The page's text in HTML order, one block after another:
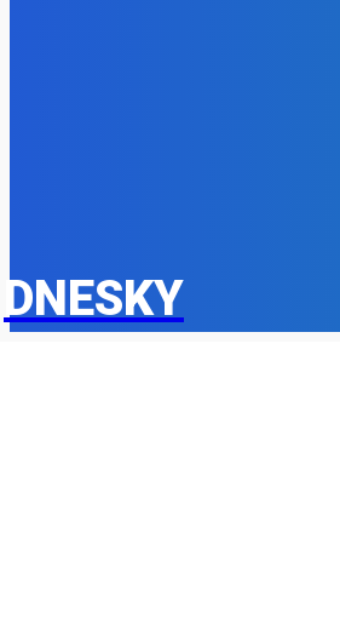
DNESKY